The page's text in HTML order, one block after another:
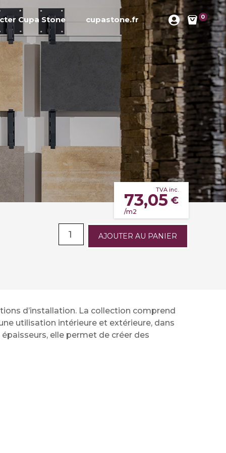
Cupa Stone cupastone.fr 0
73,05 €
TVA inc.
/m2
AJOUTER AU PANIER
d’installation. La collection comprend
utilisation intérieure et extérieure, dans
elle permet de créer des